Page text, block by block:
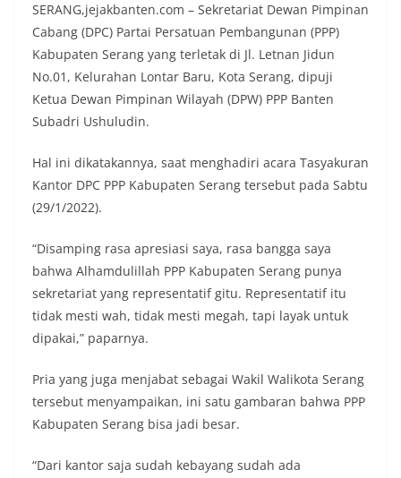
SERANG,jejakbanten.com – Sekretariat Dewan Pimpinan
Cabang (DPC) Partai Persatuan Pembangunan (PPP)
Kabupaten Serang yang terletak di Jl. Letnan Jidun
No.01, Kelurahan Lontar Baru, Kota Serang, dipuji
Ketua Dewan Pimpinan Wilayah (DPW) PPP Banten
Subadri Ushuludin.
Hal ini dikatakannya, saat menghadiri acara Tasyakuran
Kantor DPC PPP Kabupaten Serang tersebut pada Sabtu
(29/1/2022).
“Disamping rasa apresiasi saya, rasa bangga saya
bahwa Alhamdulillah PPP Kabupaten Serang punya
sekretariat yang representatif gitu. Representatif itu
tidak mesti wah, tidak mesti megah, tapi layak untuk
dipakai,” paparnya.
Pria yang juga menjabat sebagai Wakil Walikota Serang
tersebut menyampaikan, ini satu gambaran bahwa PPP
Kabupaten Serang bisa jadi besar.
“Dari kantor saja sudah kebayang sudah ada